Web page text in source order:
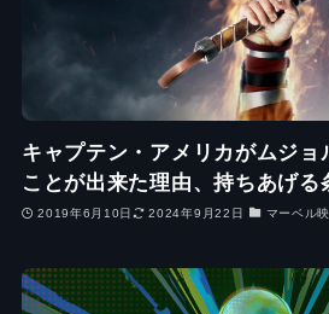
キャプテン・アメリカがムジョ
ことが出来た理由、持ちあげる
2019年6月10日 2024年9月22日 マーベル